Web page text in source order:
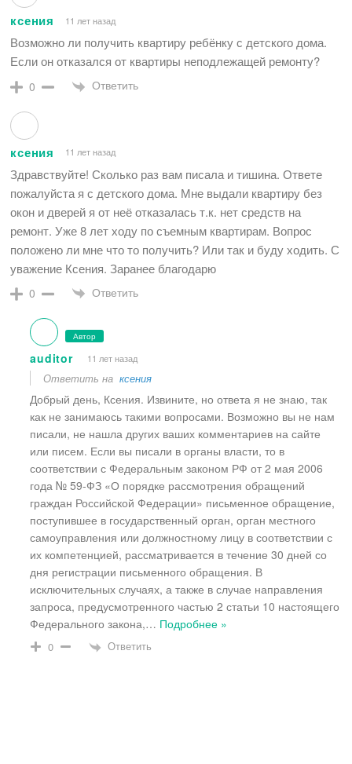
ксения 11 лет назад
Возможно ли получить квартиру ребёнку с детского дома.
Если он отказался от квартиры неподлежащей ремонту?
0 Ответить
ксения 11 лет назад
Здравствуйте! Сколько раз вам писала и тишина. Ответе
пожалуйста я с детского дома. Мне выдали квартиру без
окон и дверей я от неё отказалась т.к. нет средств на
ремонт. Уже 8 лет ходу по съемным квартирам. Вопрос
положено ли мне что то получить? Или так и буду ходить. С
уважение Ксения. Заранее благодарю
0 Ответить
Автор
auditor 11 лет назад
Ответить наксения
Добрый день, Ксения. Извините, но ответа я не знаю, так
как не занимаюсь такими вопросами. Возможно вы не нам
писали, не нашла других ваших комментариев на сайте
или писем. Если вы писали в органы власти, то в
соответствии с Федеральным законом РФ от 2 мая 2006
года № 59-ФЗ «О порядке рассмотрения обращений
граждан Российской Федерации» письменное обращение,
поступившее в государственный орган, орган местного
самоуправления или должностному лицу в соответствии с
их компетенцией, рассматривается в течение 30 дней со
дня регистрации письменного обращения. В
исключительных случаях, а также в случае направления
запроса, предусмотренного частью 2 статьи 10 настоящего
Федерального закона,… Подробнее »
0 Ответить